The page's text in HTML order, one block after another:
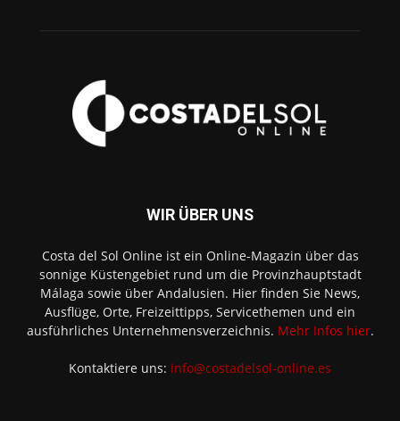
WIR ÜBER UNS
Costa del Sol Online ist ein Online-Magazin über das
sonnige Küstengebiet rund um die Provinzhauptstadt
Málaga sowie über Andalusien. Hier finden Sie News,
Ausflüge, Orte, Freizeittipps, Servicethemen und ein
ausführliches Unternehmensverzeichnis. Mehr Infos hier.
Kontaktiere uns: info@costadelsol-online.es